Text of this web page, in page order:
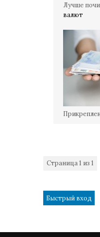
Лучше
валют
Страница1 из 1